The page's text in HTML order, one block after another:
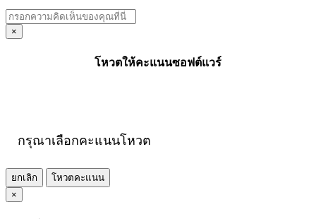
×
โหวตให้คะแนนซอฟต์แวร์
กรุณาเลือกคะแนนโหวต
ยกเลิก
โหวตคะแนน
×